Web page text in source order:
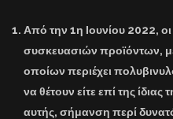
Από την 1η Ιουνίου 2022,
συσκευασιών προϊόντων,
οποίων περιέχει
να θέτουν είτε επί της ίδιας
αυτής, σήμανση περί